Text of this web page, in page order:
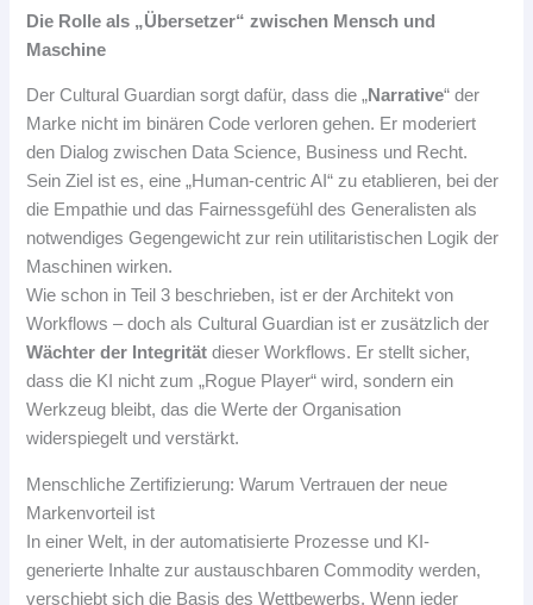
Die Rolle als „Übersetzer“ zwischen Mensch und
Maschine
Der Cultural Guardian sorgt dafür, dass die „Narrative“ der
Marke nicht im binären Code verloren gehen. Er moderiert
den Dialog zwischen Data Science, Business und Recht.
Sein Ziel ist es, eine „Human-centric AI“ zu etablieren, bei der
die Empathie und das Fairnessgefühl des Generalisten als
notwendiges Gegengewicht zur rein utilitaristischen Logik der
Maschinen wirken.
Wie schon in Teil 3 beschrieben, ist er der Architekt von
Workflows – doch als Cultural Guardian ist er zusätzlich der
Wächter der Integrität dieser Workflows. Er stellt sicher,
dass die KI nicht zum „Rogue Player“ wird, sondern ein
Werkzeug bleibt, das die Werte der Organisation
widerspiegelt und verstärkt.
Menschliche Zertifizierung: Warum Vertrauen der neue
Markenvorteil ist
In einer Welt, in der automatisierte Prozesse und KI-
generierte Inhalte zur austauschbaren Commodity werden,
verschiebt sich die Basis des Wettbewerbs. Wenn jeder